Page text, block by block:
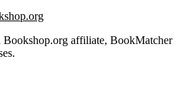
Bookshop.org affiliate, BookMatcher